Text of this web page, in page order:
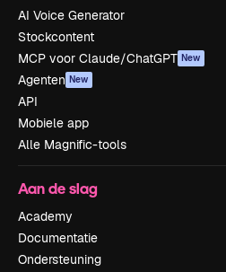
AI Voice Generator
Stockcontent
MCP voor Claude/ChatGPT New
Agenten New
API
Mobiele app
Alle Magnific-tools
Aan de slag
Academy
Documentatie
Ondersteuning